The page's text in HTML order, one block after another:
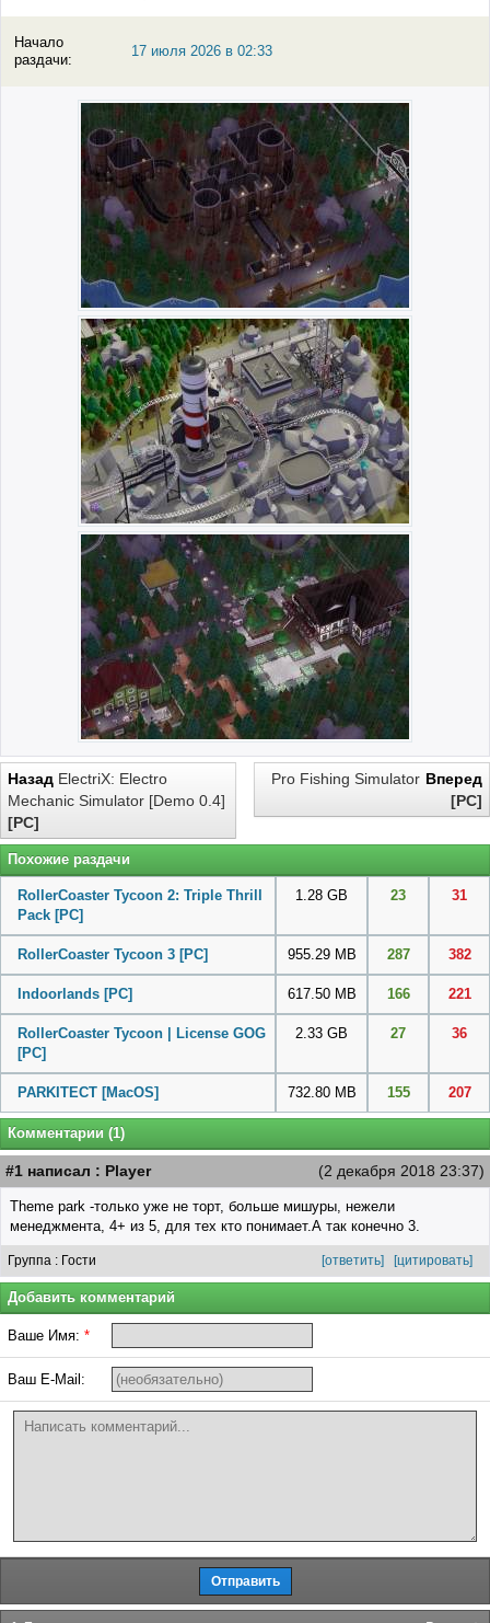
Начало
раздачи:
17 июля 2026 в 02:33
Назад ElectriX: Electro
Mechanic Simulator [Demo 0.4]
[PC]
Вперед
Pro Fishing Simulator
[PC]
Похожие раздачи
RollerCoaster Tycoon 2: Triple Thrill
Pack [PC]
1.28 GB 23 31
RollerCoaster Tycoon 3 [PC] 955.29 MB 287 382
Indoorlands [PC] 617.50 MB 166 221
RollerCoaster Tycoon | License GOG
[PC]
2.33 GB 27 36
PARKITECT [MacOS] 732.80 MB 155 207
Комментарии (1)
(2 декабря 2018 23:37)
#1 написал : Player
Theme park -только уже не торт, больше мишуры, нежели
менеджмента, 4+ из 5, для тех кто понимает.А так конечно 3.
Группа : Гости [ответить] [цитировать]
Добавить комментарий
Ваше Имя: *
Ваш E-Mail: